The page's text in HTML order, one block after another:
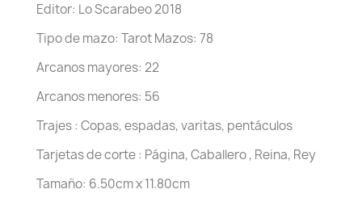
Editor: Lo Scarabeo 2018
Tipo de mazo: Tarot Mazos: 78
Arcanos mayores: 22
Arcanos menores: 56
Trajes : Copas, espadas, varitas, pentáculos
Tarjetas de corte : Página, Caballero , Reina, Rey
Tamaño: 6.50cm x 11.80cm